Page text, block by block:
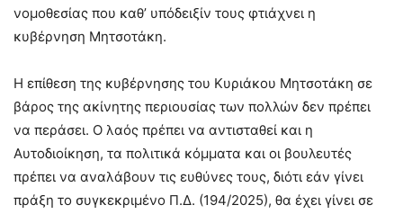
νομοθεσίας που καθ’ υπόδειξίν τους φτιάχνει η
κυβέρνηση Μητσοτάκη.
Η επίθεση της κυβέρνησης του Κυριάκου Μητσοτάκη σε
βάρος της ακίνητης περιουσίας των πολλών δεν πρέπει
να περάσει. Ο λαός πρέπει να αντισταθεί και η
Αυτοδιοίκηση, τα πολιτικά κόμματα και οι βουλευτές
πρέπει να αναλάβουν τις ευθύνες τους, διότι εάν γίνει
πράξη το συγκεκριμένο Π.Δ. (194/2025), θα έχει γίνει σε